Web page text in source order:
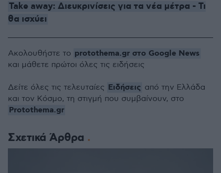
Take away: Διευκρινίσεις για τα νέα μέτρα - Τι
θα ισχύει
Σχετικά Άρθρα
Ακολουθήστε το protothema.gr στο Google News
και μάθετε πρώτοι όλες τις ειδήσεις
Δείτε όλες τις τελευταίες Ειδήσεις από την Ελλάδα
και τον Κόσμο, τη στιγμή που συμβαίνουν, στο
Protothema.gr